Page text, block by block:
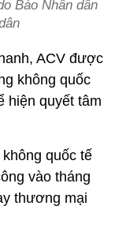
Báo Nhân dân
ACV được
không quốc
hiện quyết tâm
quốc tế
vào tháng
thương mại